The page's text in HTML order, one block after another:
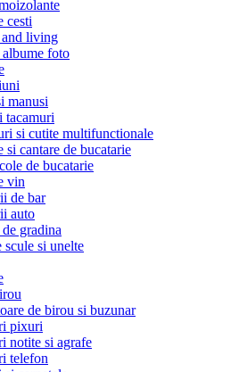
cesti
living
albume foto
manusi
tacamuri
si cutite multifunctionale
si cantare de bucatarie
de bucatarie
vin
de bar
auto
gradina
scule si unelte
de birou si buzunar
pixuri
notite si agrafe
telefon